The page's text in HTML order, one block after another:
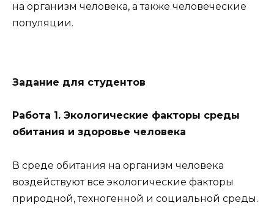
на организм человека, а также человеческие
популяции.
Задание для студентов
Работа 1. Экологические факторы среды
обитания и здоровье человека
В среде обитания на организм человека
воздействуют все экологические факторы
природной, техногенной и социальной среды.